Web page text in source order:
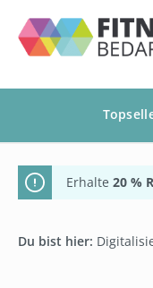
Zur
Erhalte 20 %
Du bist hier: